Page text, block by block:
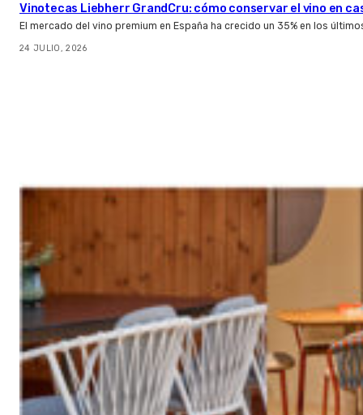
Vinotecas Liebherr GrandCru: cómo conservar el vino en
El mercado del vino premium en España ha crecido un 35% en los
24 JULIO, 2026